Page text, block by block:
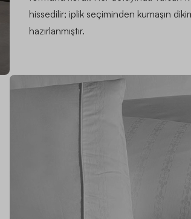
hissedilir; iplik seçiminden kumaşın
hazırlanmıştır.